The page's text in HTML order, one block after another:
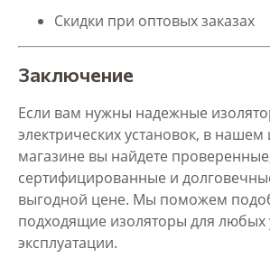
Скидки при оптовых заказах
Заключение
Если вам нужны надежные
электрических установок, в нашем
магазине вы найдете
сертифицированные и
выгодной цене. Мы поможем
подходящие изоляторы для любых
эксплуатации.